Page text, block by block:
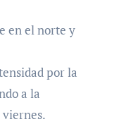
en el norte y
por la
a la